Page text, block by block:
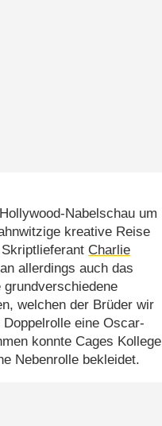
Nabelschau um
kreative Reise
Charlie
allerdings auch das
welchen der Brüder wir
eine Oscar-
konnte Cages Kollege
Nebenrolle bekleidet.